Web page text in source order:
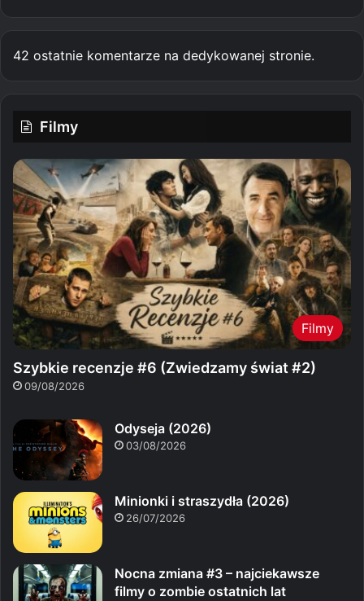
42 ostatnie komentarze na dedykowanej stronie.
Filmy
Filmy
Szybkie recenzje #6 (Zwiedzamy świat #2)
09/08/2026
Odyseja (2026)
03/08/2026
Minionki i straszydła (2026)
26/07/2026
Nocna zmiana #3 – najciekawsze
filmy o zombie ostatnich lat